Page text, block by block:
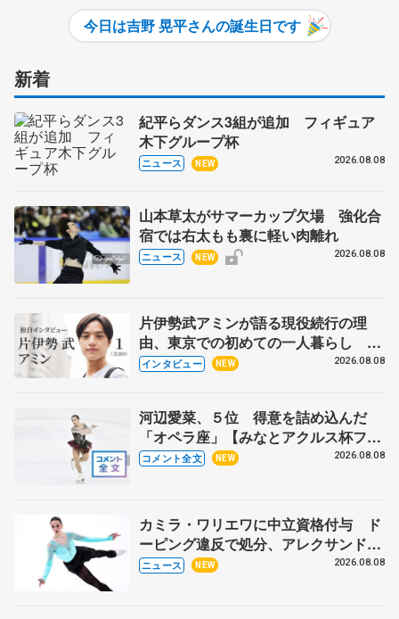
今日は吉野 晃平さんの誕生日です
新着
紀平らダンス3組が追加 フィギュア
木下グループ杯
ニュース NEW 2026.08.08
山本草太がサマーカップ欠場 強化合
宿では右太もも裏に軽い肉離れ
ニュース NEW 2026.08.08
片伊勢武アミンが語る現役続行の理
由、東京での初めての一人暮らし 注
目スケーターの「今」に迫る
インタビュー NEW 2026.08.08
河辺愛菜、５位 得意を詰め込んだ
「オペラ座」【みなとアクルス杯フリ
ー】
コメント全文 NEW 2026.08.08
カミラ・ワリエワに中立資格付与 ド
ーピング違反で処分、アレクサンド
ラ・イグナトワも
ニュース NEW 2026.08.08